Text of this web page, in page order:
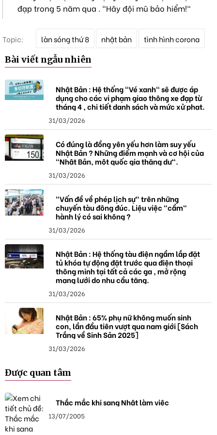
đạp trong 5 năm qua . "Hãy đội mũ bảo hiểm!"
Topic:
k
h
a
làn sóng thứ 8 nhật bản tình hình corona
Bài viết ngẫu nhiên
Nhật Bản : Hệ thống "Vé xanh" sẽ được áp
dụng cho các vi phạm giao thông xe đạp từ
tháng 4 , chi tiết danh sách và mức xử phạt.
31/03/2026
Có đúng là đồng yên yếu hơn làm suy yếu
Nhật Bản ? Những điểm mạnh và cơ hội của
"Nhật Bản, một quốc gia thặng dư".
31/03/2026
"Vấn đề về phép lịch sự" trên những
chuyến tàu đông đúc. Liệu việc "cầm"
hành lý có sai không ?
31/03/2026
Nhật Bản : Hệ thống tàu điện ngầm lắp đặt
tủ khóa tự động đặt trước qua điện thoại
thông minh tại tất cả các ga , mở rộng
mạng lưới do nhu cầu tăng.
31/03/2026
Nhật Bản : 65% phụ nữ không muốn sinh
con, lần đầu tiên vượt qua nam giới [Sách
Trắng về Sinh Sản 2025]
31/03/2026
Được quan tâm
Thắc mắc khi sang Nhật làm việc
13/07/2005